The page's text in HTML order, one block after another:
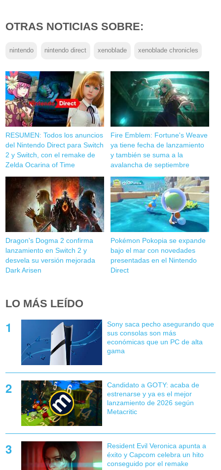
OTRAS NOTICIAS SOBRE:
nintendo nintendo direct xenoblade xenoblade chronicles
RESUMEN: Todos los anuncios
del Nintendo Direct para Switch
2 y Switch, con el remake de
Zelda Ocarina of Time
Fire Emblem: Fortune's Weave
ya tiene fecha de lanzamiento
y también se suma a la
avalancha de septiembre
Dragon's Dogma 2 confirma
lanzamiento en Switch 2 y
desvela su versión mejorada
Dark Arisen
Pokémon Pokopia se expande
bajo el mar con novedades
presentadas en el Nintendo
Direct
LO MÁS LEÍDO
Sony saca pecho asegurando que
sus consolas son más
económicas que un PC de alta
gama
Candidato a GOTY: acaba de
estrenarse y ya es el mejor
lanzamiento de 2026 según
Metacritic
Resident Evil Veronica apunta a
éxito y Capcom celebra un hito
conseguido por el remake